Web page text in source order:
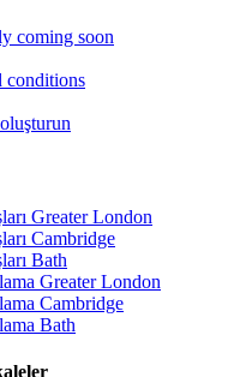
coming soon
conditions
Greater London
Cambridge
Bath
Greater London
Cambridge
Bath